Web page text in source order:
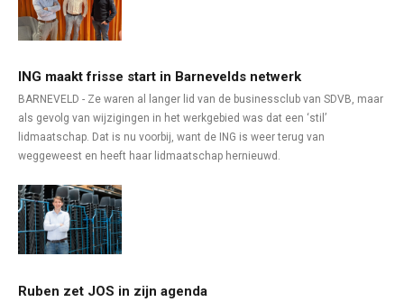
ING maakt frisse start in Barnevelds netwerk
BARNEVELD - Ze waren al langer lid van de businessclub van SDVB, maar
als gevolg van wijzigingen in het werkgebied was dat een ‘stil’
lidmaatschap. Dat is nu voorbij, want de ING is weer terug van
weggeweest en heeft haar lidmaatschap hernieuwd.
Ruben zet JOS in zijn agenda